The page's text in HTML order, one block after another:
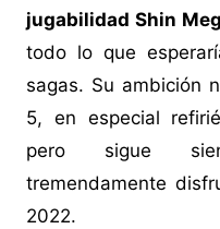
jugabilidad Shin
todo lo que
sagas. Su ambición
5, en especial
pero sigue
tremendamente
2022.